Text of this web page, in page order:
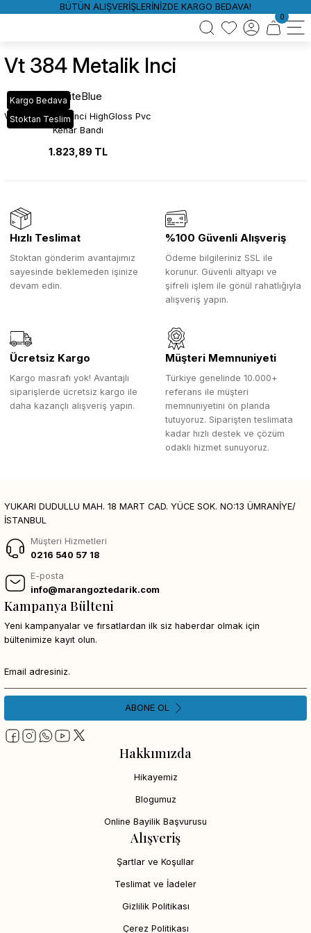
BÜTÜN ALIŞVERİŞLERİNİZDE KARGO BEDAVA!
0
Vt 384 Metalik Inci
Kargo Bedava
Stoktan Teslim
WhiteBlue
VT_384 Metalik İnci HighGloss Pvc
Kenar Bandı
1.823,89 TL
Hızlı Teslimat
Stoktan gönderim avantajımız
sayesinde beklemeden işinize
devam edin.
%100 Güvenli Alışveriş
Ödeme bilgileriniz SSL ile
korunur. Güvenli altyapı ve
şifreli işlem ile gönül rahatlığıyla
alışveriş yapın.
Ücretsiz Kargo
Kargo masrafı yok! Avantajlı
siparişlerde ücretsiz kargo ile
daha kazançlı alışveriş yapın.
Müşteri Memnuniyeti
Türkiye genelinde 10.000+
referans ile müşteri
memnuniyetini ön planda
tutuyoruz. Siparişten teslimata
kadar hızlı destek ve çözüm
odaklı hizmet sunuyoruz.
YUKARI DUDULLU MAH. 18 MART CAD. YÜCE SOK. NO:13 ÜMRANİYE/
İSTANBUL
Müşteri Hizmetleri
0216 540 57 18
E-posta
info@marangoztedarik.com
Hakkımızda
Hikayemiz
Blogumuz
Online Bayilik Başvurusu
Alışveriş
Şartlar ve Koşullar
Teslimat ve İadeler
Gizlilik Politikası
Çerez Politikası
Kampanya Bülteni
Yeni kampanyalar ve fırsatlardan ilk siz haberdar olmak için
bültenimize kayıt olun.
ABONE OL